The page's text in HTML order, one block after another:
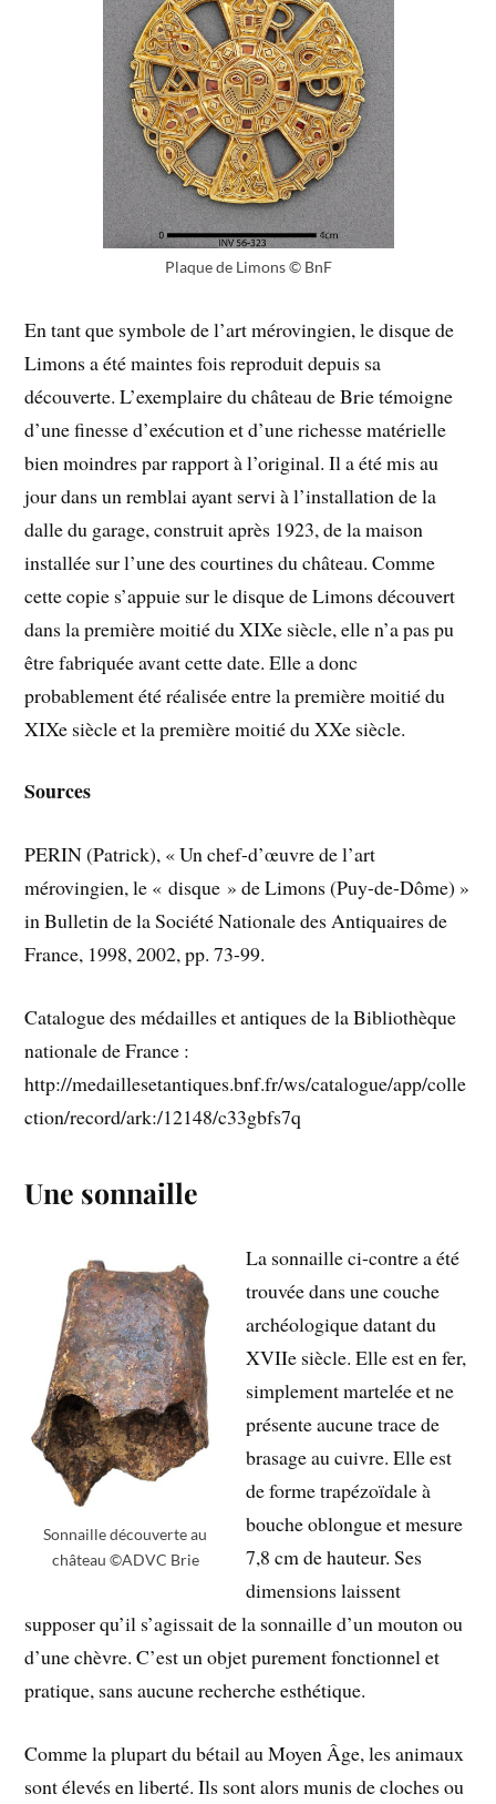
Plaque de Limons © BnF
En tant que symbole de l’art mérovingien, le disque de
Limons a été maintes fois reproduit depuis sa
découverte. L’exemplaire du château de Brie témoigne
d’une finesse d’exécution et d’une richesse matérielle
bien moindres par rapport à l’original. Il a été mis au
jour dans un remblai ayant servi à l’installation de la
dalle du garage, construit après 1923, de la maison
installée sur l’une des courtines du château. Comme
cette copie s’appuie sur le disque de Limons découvert
dans la première moitié du XIXe siècle, elle n’a pas pu
être fabriquée avant cette date. Elle a donc
probablement été réalisée entre la première moitié du
XIXe siècle et la première moitié du XXe siècle.
Sources
PERIN (Patrick), « Un chef-d’œuvre de l’art
mérovingien, le « disque » de Limons (Puy-de-Dôme) »
in Bulletin de la Société Nationale des Antiquaires de
France, 1998, 2002, pp. 73-99.
Catalogue des médailles et antiques de la Bibliothèque
nationale de France :
http://medaillesetantiques.bnf.fr/ws/catalogue/app/colle
ction/record/ark:/12148/c33gbfs7q
Une sonnaille
Sonnaille découverte au
château ©ADVC Brie
La sonnaille ci-contre a été
trouvée dans une couche
archéologique datant du
XVIIe siècle. Elle est en fer,
simplement martelée et ne
présente aucune trace de
brasage au cuivre. Elle est
de forme trapézoïdale à
bouche oblongue et mesure
7,8 cm de hauteur. Ses
dimensions laissent
supposer qu’il s’agissait de la sonnaille d’un mouton ou
d’une chèvre. C’est un objet purement fonctionnel et
pratique, sans aucune recherche esthétique.
Comme la plupart du bétail au Moyen Âge, les animaux
sont élevés en liberté. Ils sont alors munis de cloches ou